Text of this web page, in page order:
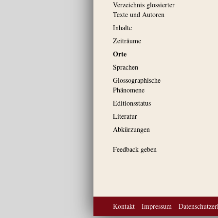
Verzeichnis glossierter
Texte und Autoren
Inhalte
Zeiträume
Orte
Sprachen
Glossographische
Phänomene
Editionsstatus
Literatur
Abkürzungen
Feedback geben
Kontakt Impressum